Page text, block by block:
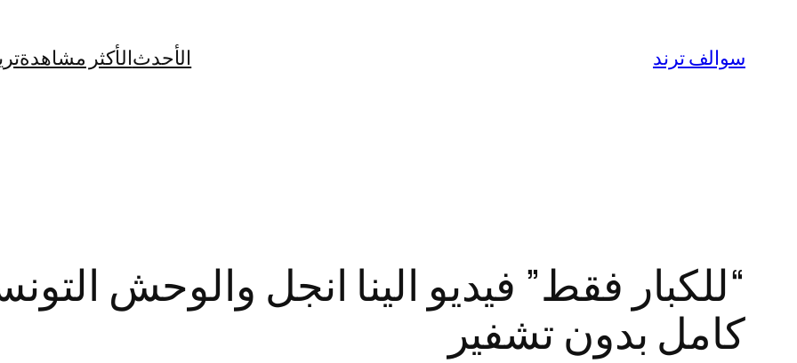
المحتوى
سوالف ترند الأحدثالأكثر مشاهدة
كامل بدون تشفير